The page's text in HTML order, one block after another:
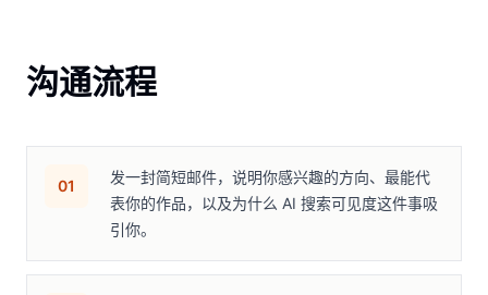
沟通流程
01
发一封简短邮件，说明你感兴趣的方向、最能代
表你的作品，以及为什么 AI 搜索可见度这件事吸
引你。